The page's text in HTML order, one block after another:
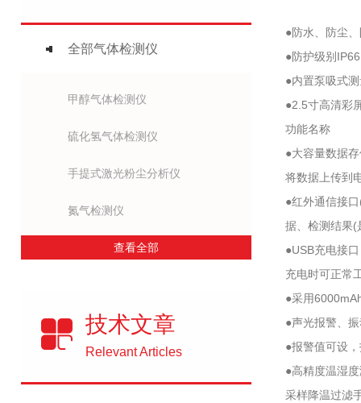
全部气体检测仪
甲醇气体检测仪
硫化氢气体检测仪
手提式激光粉尘分析仪
氮气检测仪
查看全部
技术文章
Relevant Articles
●防水、防尘
●防护级别
●内置泵吸式
●2.5寸高清彩
功能名称
●大容量数据
将数据上传到
●红外通信接
据、检测结果(
●USB充电接
充电时可正常
●采用
●声光报警、
●报警值可设
●高精度温湿
采样降温过滤